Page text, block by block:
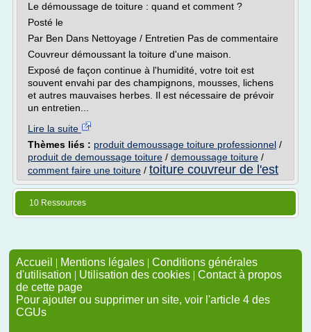
Le démoussage de toiture : quand et comment ?
Posté le
Par Ben Dans Nettoyage / Entretien Pas de commentaire
Couvreur démoussant la toiture d'une maison.
Exposé de façon continue à l'humidité, votre toit est
souvent envahi par des champignons, mousses, lichens
et autres mauvaises herbes. Il est nécessaire de prévoir
un entretien...
Lire la suite
Thèmes liés : produit demoussage toiture professionnel /
produit de demoussage toiture / demoussage toiture /
comment faire une toiture / toiture couvreur de l'est
10 Ressources
Accueil | Mentions légales | Conditions générales
d'utilisation | Utilisation des cookies | Contact à propos
de cette page
Pour ajouter ou supprimer un site, voir l'article 4 des
CGUs